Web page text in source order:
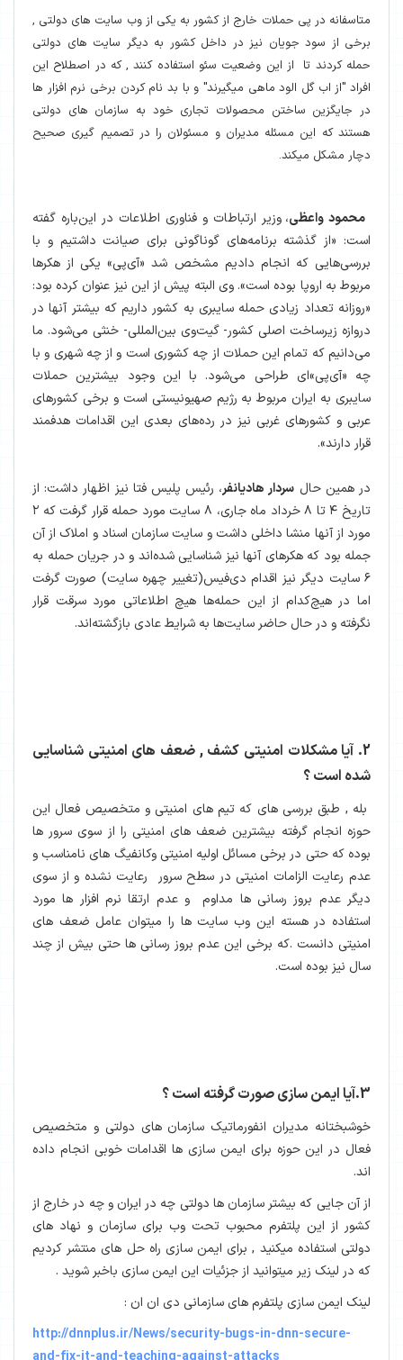
متاسفانه در پی حملات خارج از کشور به یکی از وب سایت های دولتی ,
برخی از سود جویان نیز در داخل کشور به دیگر سایت های دولتی
حمله کردند تا از این وضعیت سئو استفاده کنند , که در اصطلاح این
افراد "از اب گل الود ماهی میگیرند" و با بد نام کردن برخی نرم افزار ها
در جایگزین ساختن محصولات تجاری خود به سازمان های دولتی
هستند که این مسئله مدیران و مسئولان را در تصمیم گیری صحیح
دچار مشکل میکند.
محمود واعظی، وزیر ارتباطات و فناوری اطلاعات در این‌باره گفته
است: «از گذشته برنامه‌های گوناگونی برای صیانت داشتیم و با
بررسی‌هایی که انجام دادیم مشخص شد ‌«آی‌پی» یکی از هکرها
مربوط به اروپا بوده است». وی البته پیش از این نیز عنوان کرده بود:
«روزانه تعداد زیادی حمله سایبری به کشور داریم که بیشتر آنها در
دروازه زیرساخت اصلی کشور- گیت‌وی بین‌المللی- خنثی می‌شود. ما
می‌دانیم که تمام این حملات از چه کشوری است و از چه شهری و با
چه ‌«آی‌پی»ای طراحی می‌شود. با این وجود بیشترین حملات
سایبری به ایران مربوط به رژیم صهیونیستی است و برخی کشورهای
عربی و کشورهای غربی نیز در رده‌های بعدی این اقدامات هدفمند
قرار دارند».
در همین حال سردار هادیانفر، رئیس پلیس فتا نیز اظهار داشت: از
تاریخ ۴ تا ۸ خرداد ماه جاری، ۸ سایت مورد حمله قرار گرفت که ۲
مورد از آنها منشا داخلی داشت و سایت سازمان اسناد و املاک از آن
جمله بود که هکرهای آنها نیز شناسایی شده‌اند و در جریان حمله به
۶ سایت دیگر نیز اقدام دی‌فیس(تغییر چهره سایت) صورت گرفت
اما در هیچ‌کدام از این حمله‌ها هیچ اطلاعاتی مورد سرقت قرار
نگرفته و در حال حاضر سایت‌ها به شرایط عادی بازگشته‌اند.
2. آیا مشکلات امنیتی کشف , ضعف های امنیتی شناسایی
شده است ؟
بله , طبق بررسی های که تیم های امنیتی و متخصیص فعال این
حوزه انجام گرفته بیشترین ضعف های امنیتی را از سوی سرور ها
بوده که حتی در برخی مسائل اولیه امنیتی وکانفیگ های نامناسب و
عدم رعایت الزامات امنیتی در سطح سرور رعایت نشده و از سوی
دیگر عدم بروز رسانی ها مداوم و عدم ارتقا نرم افزار ها مورد
استفاده در هسته این وب سایت ها را میتوان عامل ضعف های
امنیتی دانست .که برخی این عدم بروز رسانی ها حتی بیش از چند
سال نیز بوده است.
3.آیا ایمن سازی صورت گرفته است ؟
خوشبختانه مدیران انفورماتیک سازمان های دولتی و متخصیص
فعال در این حوزه برای ایمن سازی ها اقدامات خوبی انجام داده
اند.
از آن جایی که بیشتر سازمان ها دولتی چه در ایران و چه در خارج از
کشور از این پلتفرم محبوب تحت وب برای سازمان و نهاد های
دولتی استفاده میکنید , برای ایمن سازی راه حل های منتشر کردیم
که در لینک زیر میتوانید از جزئیات این ایمن سازی باخبر شوید .
لینک ایمن سازی پلتفرم های سازمانی دی ان ان :
http://dnnplus.ir/News/security-bugs-in-dnn-secure-